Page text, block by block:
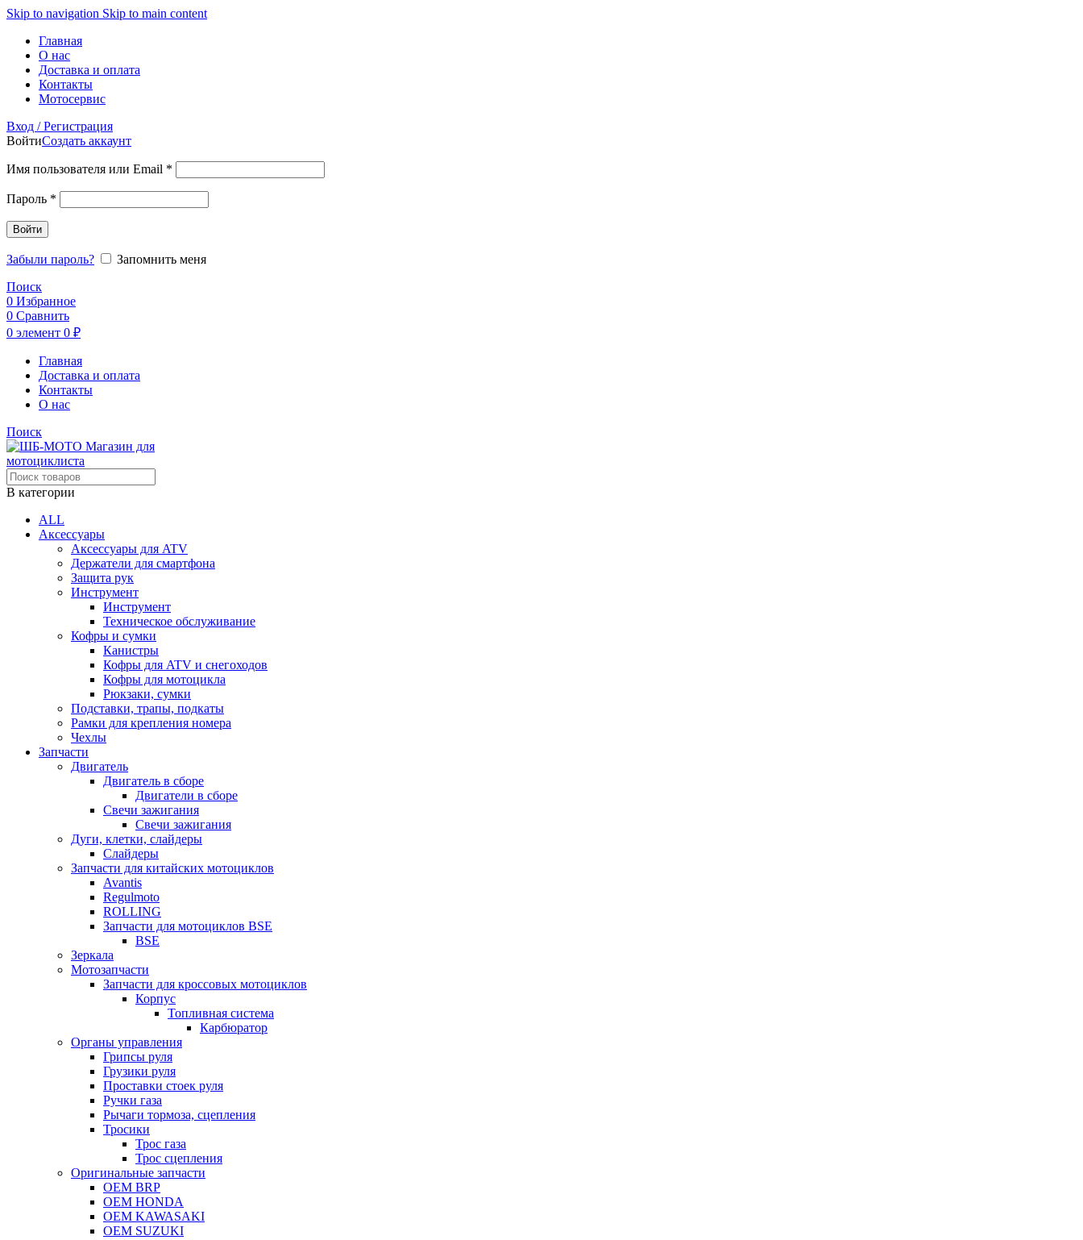
Skip to navigation Skip to main content
Главная
О нас
Доставка и оплата
Контакты
Мотосервис
Вход / Регистрация
ВойтиСоздать аккаунт
Имя пользователя или Email *
Пароль *
Войти
Забыли пароль?
Запомнить меня
Поиск
0 Избранное
0 Сравнить
0 элемент 0 ₽
Главная
Доставка и оплата
Контакты
О нас
Поиск
В категории
ALL
Аксессуары
Аксессуары для ATV
Держатели для смартфона
Защита рук
Инструмент
Инструмент
Техническое обслуживание
Кофры и сумки
Канистры
Кофры для ATV и снегоходов
Кофры для мотоцикла
Рюкзаки, сумки
Подставки, трапы, подкаты
Рамки для крепления номера
Чехлы
Запчасти
Двигатель
Двигатель в сборе
Двигатели в сборе
Свечи зажигания
Свечи зажигания
Дуги, клетки, слайдеры
Слайдеры
Запчасти для китайских мотоциклов
Avantis
Regulmoto
ROLLING
Запчасти для мотоциклов BSE
BSE
Зеркала
Мотозапчасти
Запчасти для кроссовых мотоциклов
Корпус
Топливная система
Карбюратор
Органы управления
Грипсы руля
Грузики руля
Проставки стоек руля
Ручки газа
Рычаги тормоза, сцепления
Тросики
Трос газа
Трос сцепления
Оригинальные запчасти
OEM BRP
OEM HONDA
OEM KAWASAKI
OEM SUZUKI